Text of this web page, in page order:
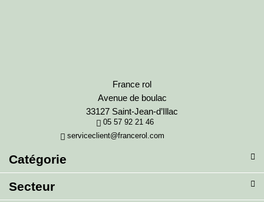
France rol
Avenue de boulac
33127 Saint-Jean-d’Illac
05 57 92 21 46
serviceclient@francerol.com
Catégorie
Secteur